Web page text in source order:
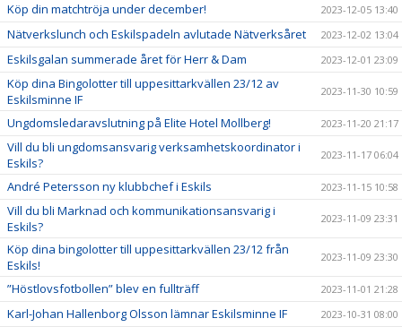
Köp din matchtröja under december! 2023-12-05 13:40
Nätverkslunch och Eskilspadeln avlutade Nätverksåret 2023-12-02 13:04
Eskilsgalan summerade året för Herr & Dam 2023-12-01 23:09
Köp dina Bingolotter till uppesittarkvällen 23/12 av
Eskilsminne IF
2023-11-30 10:59
Ungdomsledaravslutning på Elite Hotel Mollberg! 2023-11-20 21:17
Vill du bli ungdomsansvarig verksamhetskoordinator i
Eskils?
2023-11-17 06:04
André Petersson ny klubbchef i Eskils 2023-11-15 10:58
Vill du bli Marknad och kommunikationsansvarig i
Eskils?
2023-11-09 23:31
Köp dina bingolotter till uppesittarkvällen 23/12 från
Eskils!
2023-11-09 23:30
”Höstlovsfotbollen” blev en fullträff 2023-11-01 21:28
Karl-Johan Hallenborg Olsson lämnar Eskilsminne IF 2023-10-31 08:00